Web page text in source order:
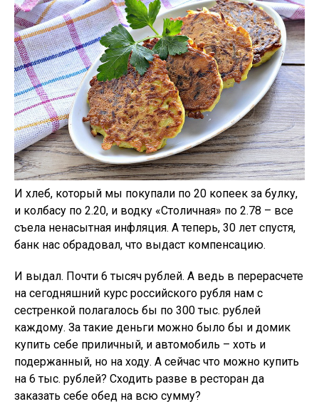
И хлеб, который мы покупали по 20 копеек за булку,
и колбасу по 2.20, и водку «Столичная» по 2.78 – все
съела ненасытная инфляция. А теперь, 30 лет спустя,
банк нас обрадовал, что выдаст компенсацию.
И выдал. Почти 6 тысяч рублей. А ведь в перерасчете
на сегодняшний курс российского рубля нам с
сестренкой полагалось бы по 300 тыс. рублей
каждому. За такие деньги можно было бы и домик
купить себе приличный, и автомобиль – хоть и
подержанный, но на ходу. А сейчас что можно купить
на 6 тыс. рублей? Сходить разве в ресторан да
заказать себе обед на всю сумму?